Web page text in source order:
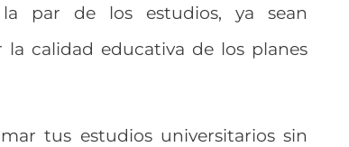
par de los estudios, ya sean
la calidad educativa de los planes
tus estudios universitarios sin